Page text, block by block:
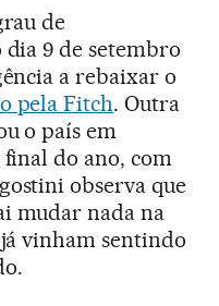
de
9 de setembro
a rebaixar o
pela Fitch. Outra
o país em
do ano, com
observa que
mudar nada na
vinham sentindo